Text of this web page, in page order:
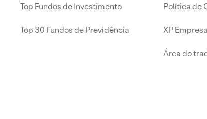
Top Fundos de Investimento
Top 30 Fundos de Previdência
Política de
XP
Área do